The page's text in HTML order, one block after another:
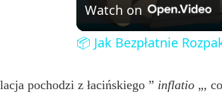
Watch on
📦 Jak Bezpłatnie
pochodzi z łacińskiego ” inflatio „,